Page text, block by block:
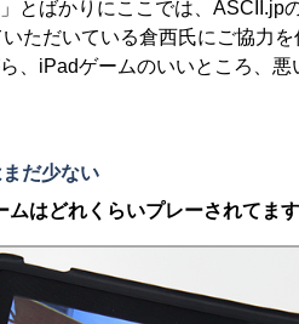
とばかりにここでは、ASCII.jp
ただいている倉西氏にご協力
、iPadゲームのいいところ、悪
だ少ない
はどれくらいプレーされてま